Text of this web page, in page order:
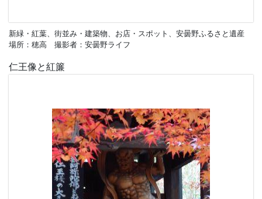
新緑・紅葉、街並み・建築物、お店・スポット、安曇野ふるさと遺産
場所：穂高 撮影者：安曇野ライフ
仁王像と紅簾